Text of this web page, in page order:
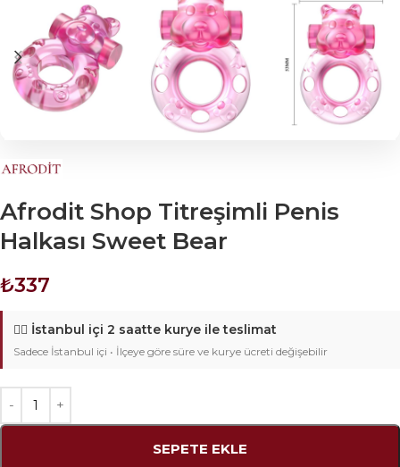
Afrodit Shop Titreşimli Penis
Halkası Sweet Bear
₺337
🚴‍♂️ İstanbul içi 2 saatte kurye ile teslimat
Sadece İstanbul içi • İlçeye göre süre ve kurye ücreti değişebilir
SEPETE EKLE